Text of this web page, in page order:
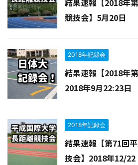
結果速報【2018年
競技会】5月20日
2018年記録会
結果速報【2018年
2018年9月22:23日
2018年記録会
結果速報【第71回
技会】2018年12/22